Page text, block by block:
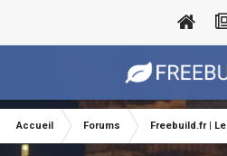
Accueil Forums Freebuild.fr |